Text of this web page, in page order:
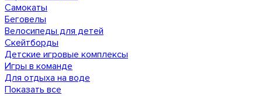
Самокаты
Беговелы
Велосипеды для детей
Скейтборды
Детские игровые комплексы
Игры в команде
Для отдыха на воде
Показать все